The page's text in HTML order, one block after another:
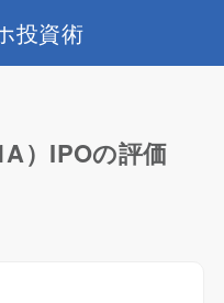
投資術
）IPOの評価